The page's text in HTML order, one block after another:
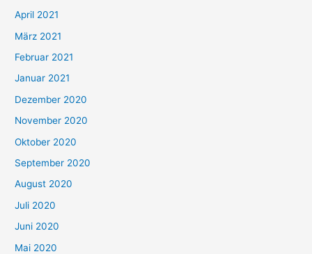
:
April 2021
März 2021
Februar 2021
Januar 2021
Dezember 2020
November 2020
Oktober 2020
September 2020
August 2020
Juli 2020
Juni 2020
Mai 2020